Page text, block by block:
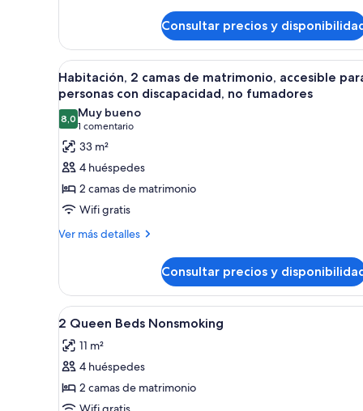
sofá
cama,
no
fumadores
1
cama
de
matrimonio
grande
con
sofá
cama,
no
fumadores
Consultar precios y
Abrir
todas
las
fotos
de
Habitación,
2
camas
de
matrimonio,
personas
con
discapacidad,
no
fumadores
Habitación de hotel con dos
6
Habitación, 2 camas de matrimonio, accesible
personas con discapacidad, no fumadores
8,08,0 de 10
Muy bueno
1 comentario
(1 comentario)
33 m²
4 huéspedes
2 camas de matrimonio
Wifi gratis
Ver más detalles
Más
2
camas
de
accesible
para
con
discapacidad,
Consultar precios y
Abrir
todas
las
fotos
de
2
Escritorio, espacio para
7
2 Queen Beds Nonsmoking
11 m²
4 huéspedes
2 camas de matrimonio